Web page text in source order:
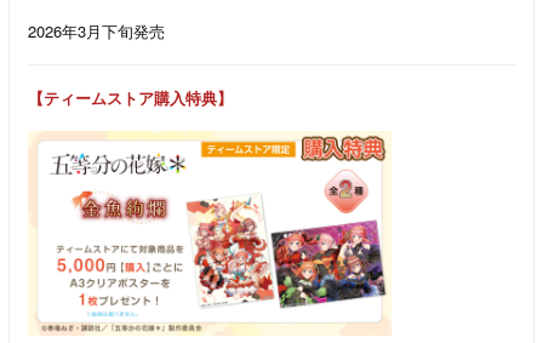
2026年3月下旬発売
【ティームストア購入特典】